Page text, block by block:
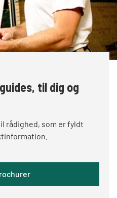
til dig og
rådighed, som er fyldt